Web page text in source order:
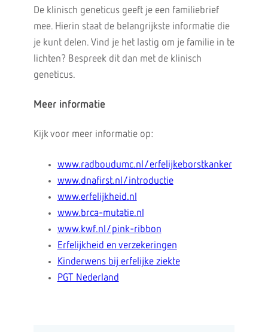
De klinisch geneticus geeft je een familiebrief
mee. Hierin staat de belangrijkste informatie die
je kunt delen. Vind je het lastig om je familie in te
lichten? Bespreek dit dan met de klinisch
geneticus.
Meer informatie
Kijk voor meer informatie op:
www.radboudumc.nl/erfelijkeborstkanker
www.dnafirst.nl/introductie
www.erfelijkheid.nl
www.brca-mutatie.nl
www.kwf.nl/pink-ribbon
Erfelijkheid en verzekeringen
Kinderwens bij erfelijke ziekte
PGT Nederland